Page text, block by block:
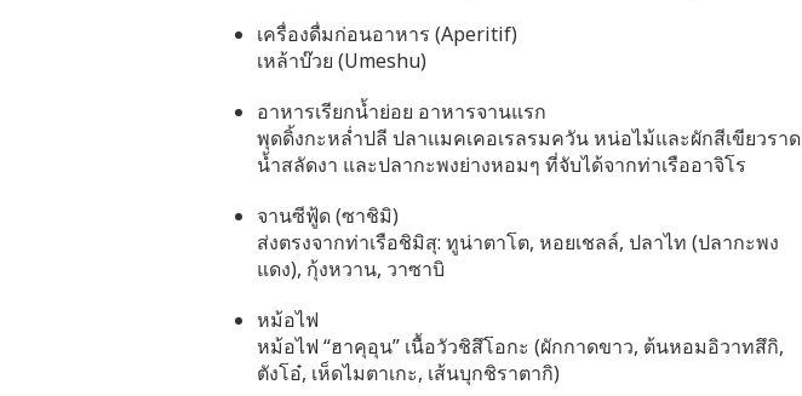
เครื่องดื่มก่อนอาหาร (Aperitif)
เหล้าบ๊วย (Umeshu)
อาหารเรียกน้ำย่อย อาหารจานแรก
พุดดิ้งกะหล่ำปลี ปลาแมคเคอเรลรมควัน หน่อไม้และผักสีเขียวราด
น้ำสลัดงา และปลากะพงย่างหอมๆ ที่จับได้จากท่าเรืออาจิโร
จานซีฟู้ด (ซาชิมิ)
ส่งตรงจากท่าเรือชิมิสุ: ทูน่าตาโต, หอยเชลล์, ปลาไท (ปลากะพง
แดง), กุ้งหวาน, วาซาบิ
หม้อไฟ
หม้อไฟ “ฮาคุอุน” เนื้อวัวชิสึโอกะ (ผักกาดขาว, ต้นหอมอิวาทสึกิ,
ตังโอ๋, เห็ดไมตาเกะ, เส้นบุกชิราตากิ)